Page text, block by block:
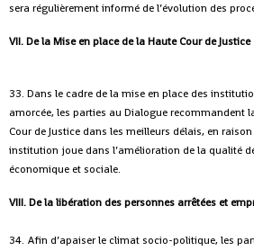
sera régulièrement informé de l’évolution des
VII. De la Mise en place de la Haute Cour de Justice
33. Dans le cadre de la mise en place des
amorcée, les parties au Dialogue recommandent
Cour de Justice dans les meilleurs délais, en
institution joue dans l’amélioration de la qualité
économique et sociale.
VIII. De la libération des personnes arrêtées et
34. Afin d’apaiser le climat socio-politique, les